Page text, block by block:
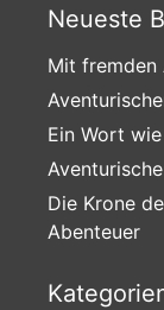
Neueste
Mit fremden
Ein Wort
Die Krone
Abenteuer